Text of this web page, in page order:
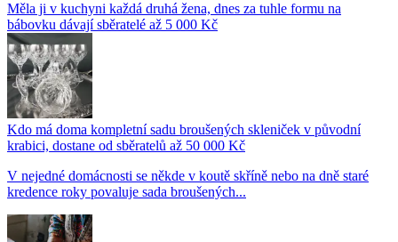
Měla ji v kuchyni každá druhá žena, dnes za tuhle formu na
bábovku dávají sběratelé až 5 000 Kč
Kdo má doma kompletní sadu broušených skleniček v původní
krabici, dostane od sběratelů až 50 000 Kč
V nejedné domácnosti se někde v koutě skříně nebo na dně staré
kredence roky povaluje sada broušených...